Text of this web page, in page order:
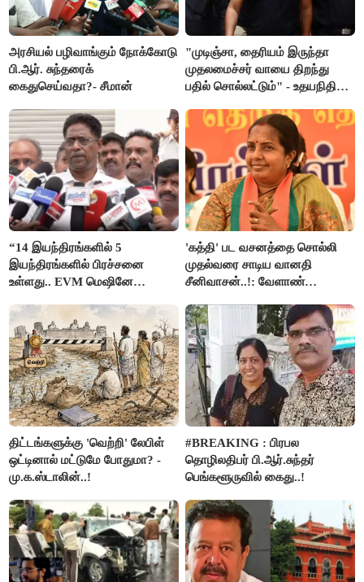
அரசியல் பழிவாங்கும் நோக்கோடு
பி.ஆர். சுந்தரைக்
கைதுசெய்வதா?- சீமான்
"முடிஞ்சா, தைரியம் இருந்தா
முதலமைச்சர் வாயை திறந்து
பதில் சொல்லட்டும்" - உதயநிதி
“14 இயந்திரங்களில் 5
இயந்திரங்களில் பிரச்சனை
உள்ளது.. EVM மெஷினே
இளங்கோ
'கத்தி' பட வசனத்தை சொல்லி
முதல்வரை சாடிய வானதி
சீனிவாசன்..!: வேளாண்
எதிர்ப்பு!
திட்டங்களுக்கு 'வெற்றி' லேபிள்
ஒட்டினால் மட்டுமே போதுமா? -
மு.க.ஸ்டாலின்..!
#BREAKING : பிரபல
தொழிலதிபர் பி.ஆர்.சுந்தர்
பெங்களூருவில் கைது..!